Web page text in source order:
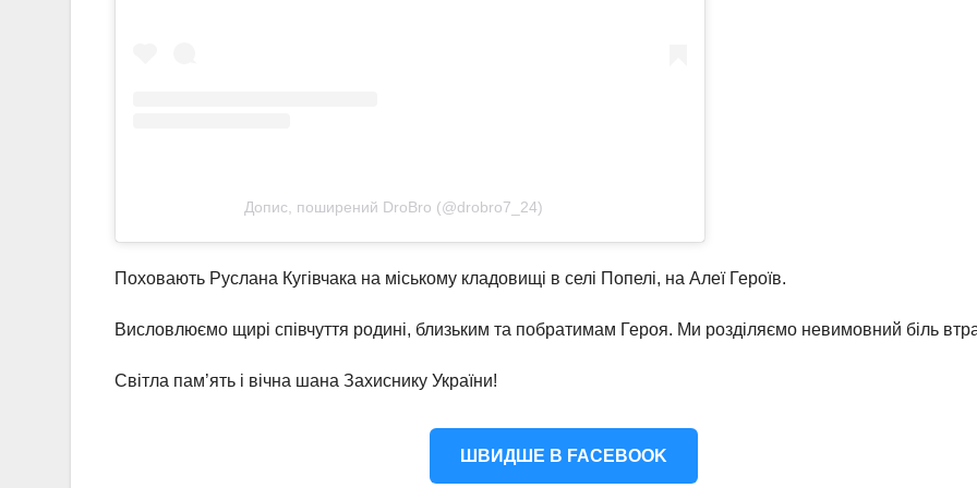
Допис, поширений DroBro (@drobro7_24)
Поховають Руслана Кугівчака на міському кладовищі в селі Попелі, на Алеї Героїв.
Висловлюємо щирі співчуття родині, близьким та побратимам Героя. Ми розділяємо невимовний біль
Світла пам’ять і вічна шана Захиснику України!
ШВИДШЕ В FACEBOOK